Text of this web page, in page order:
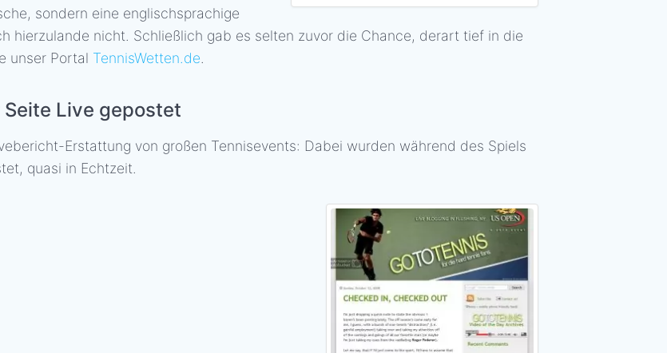
sondern eine englischsprachige
hierzulande nicht. Schließlich gab es selten zuvor die Chance, derart tief in die
unser Portal TennisWetten.de.
Live gepostet
Erstattung von großen Tennisevents: Dabei wurden während des Spiels
quasi in Echtzeit.